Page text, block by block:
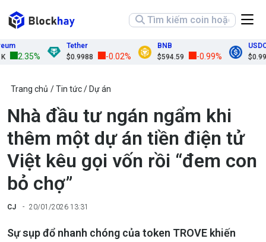
2.35%
Tether
$0.9988
-0.02%
BNB
$594.59
-0.99%
USDC
$0.9998
Trang chủ Tin tức Dự án
Nhà đầu tư ngán ngẩm khi
thêm một dự án tiền điện tử
Việt kêu gọi vốn rồi “đem con
bỏ chợ”
CJ 20/01/2026 13:31
Sự sụp đổ nhanh chóng của token TROVE khiến